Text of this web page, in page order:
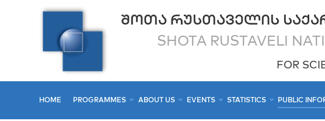
ᲨᲝᲗᲐ ᲠᲣᲡᲗᲐᲕᲔᲚᲘᲡ
SHOTA RUSTAVELI
FOR
HOME PROGRAMMES ABOUT US EVENTS STATISTICS PUBLIC